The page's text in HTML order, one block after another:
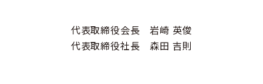
代表取締役会長 岩崎 英俊
代表取締役社長 森田 吉則